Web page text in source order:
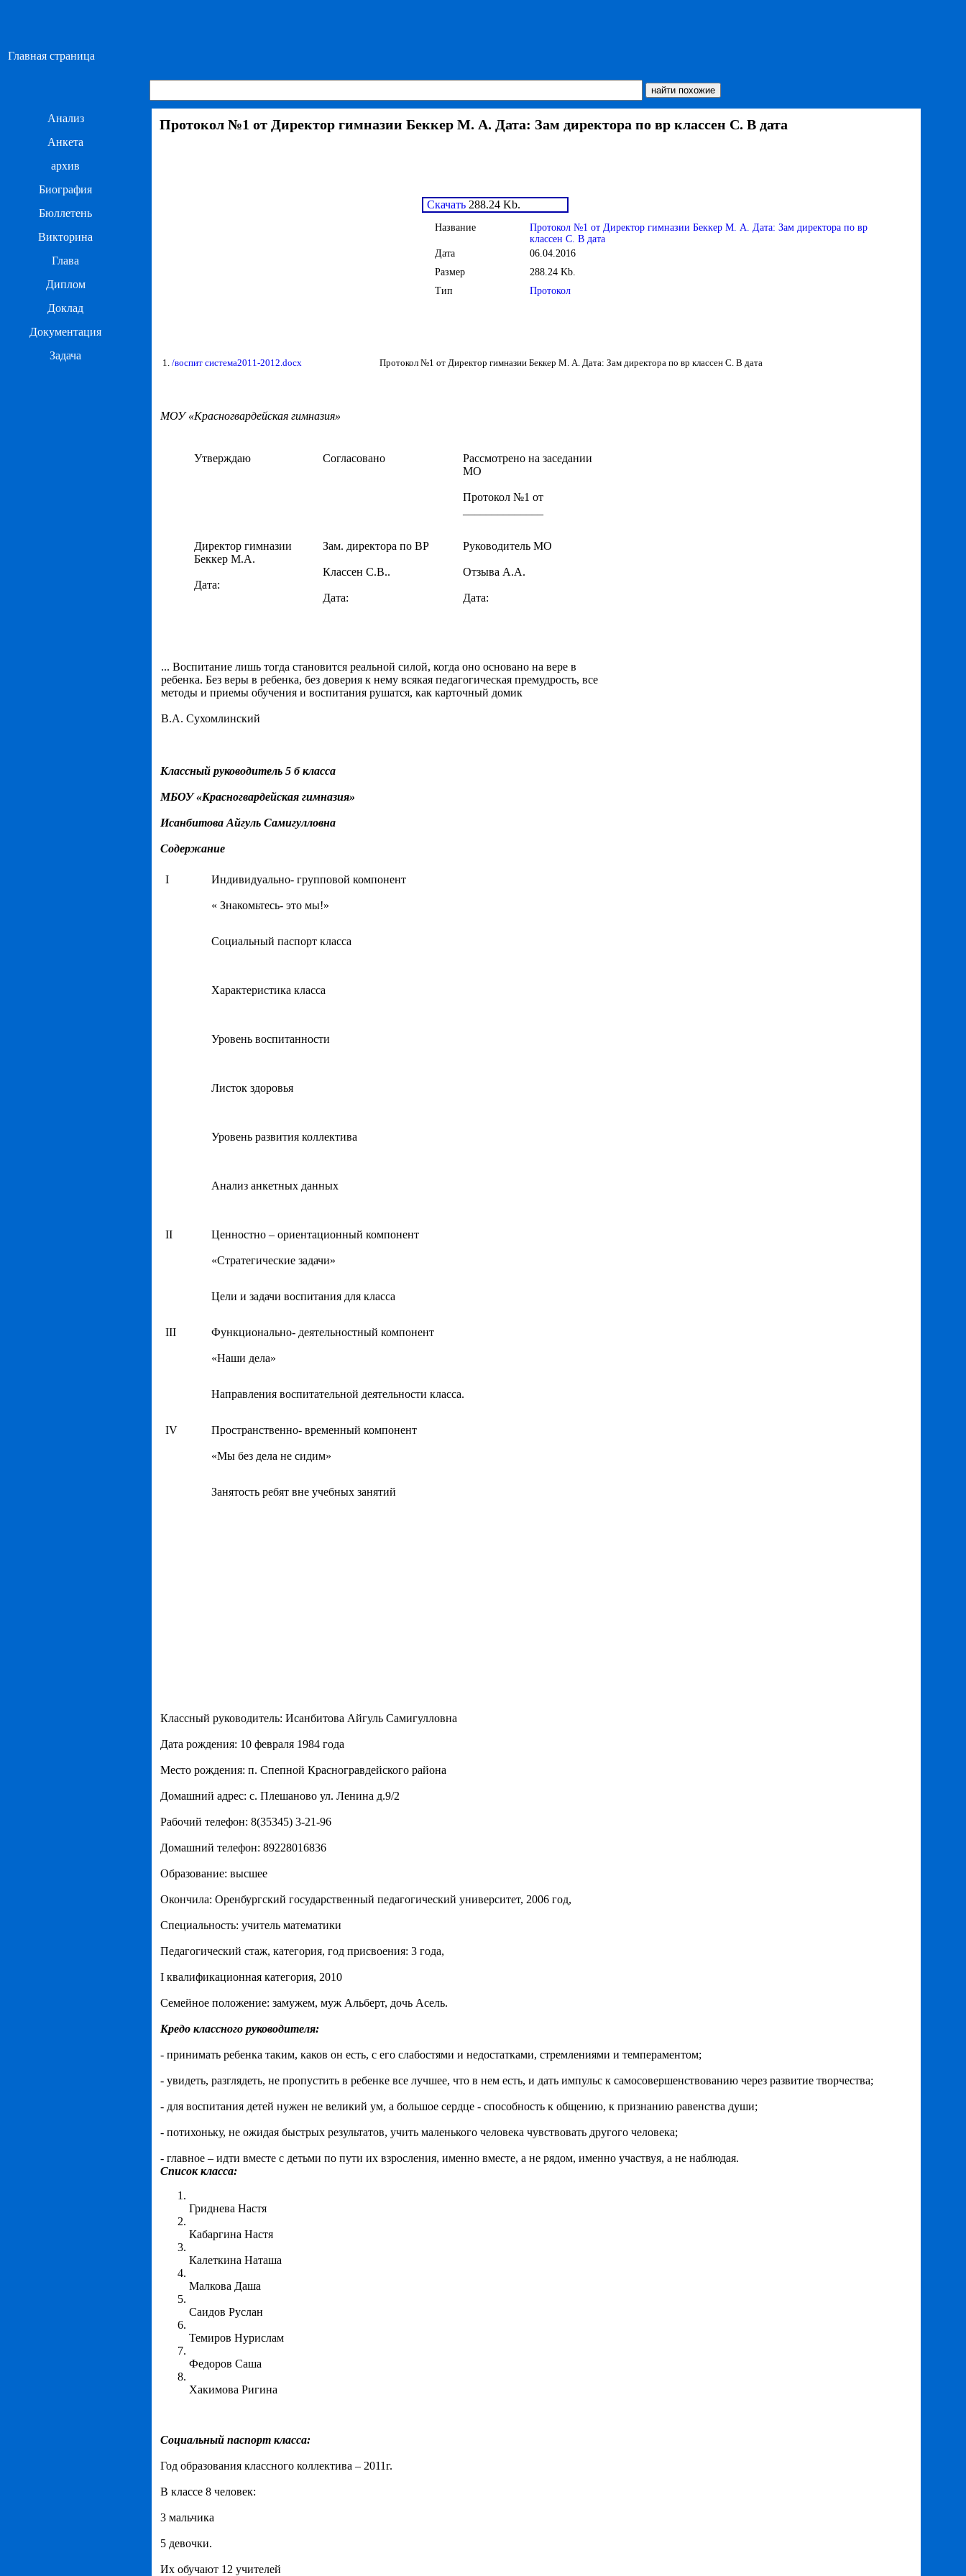
Главная страница
Анализ
Анкета
архив
Биография
Бюллетень
Викторина
Глава
Диплом
Доклад
Документация
Задача
Протокол №1 от Директор гимназии Беккер М. А. Дата: Зам директора по вр классен С. В дата
Скачать 288.24 Kb.
Название
Протокол №1 от Директор гимназии Беккер М. А. Дата: Зам директора по вр
классен С. В дата
Дата
06.04.2016
Размер
288.24 Kb.
Тип
Протокол
1. /воспит система2011-2012.docx Протокол №1 от Директор гимназии Беккер М. А. Дата: Зам директора по вр классен С. В дата
МОУ «Красногвардейская гимназия»
Утверждаю Согласовано
Рассмотрено на заседании
МО
Протокол №1 от
Директор гимназии
Беккер М.А.
Дата:
Зам. директора по ВР
Классен С.В..
Дата:
Руководитель МО
Отзыва А.А.
Дата:
... Воспитание лишь тогда становится реальной силой, когда оно основано на вере в
ребенка. Без веры в ребенка, без доверия к нему всякая педагогическая премудрость, все
методы и приемы обучения и воспитания рушатся, как карточный домик
В.А. Сухомлинский
Классный руководитель 5 б класса
МБОУ «Красногвардейская гимназия»
Исанбитова Айгуль Самигулловна
Содержание
I Индивидуально- групповой компонент
« Знакомьтесь- это мы!»
Социальный паспорт класса
Характеристика класса
Уровень воспитанности
Листок здоровья
Уровень развития коллектива
Анализ анкетных данных
II Ценностно – ориентационный компонент
«Стратегические задачи»
Цели и задачи воспитания для класса
III Функционально- деятельностный компонент
«Наши дела»
Направления воспитательной деятельности класса.
IV Пространственно- временный компонент
«Мы без дела не сидим»
Занятость ребят вне учебных занятий
Классный руководитель: Исанбитова Айгуль Самигулловна
Дата рождения: 10 февраля 1984 года
Место рождения: п. Спепной Красногравдейского района
Домашний адрес: с. Плешаново ул. Ленина д.9/2
Рабочий телефон: 8(35345) 3-21-96
Домашний телефон: 89228016836
Образование: высшее
Окончила: Оренбургский государственный педагогический университет, 2006 год,
Специальность: учитель математики
Педагогический стаж, категория, год присвоения: 3 года,
I квалификационная категория, 2010
Семейное положение: замужем, муж Альберт, дочь Асель.
Кредо классного руководителя:
- принимать ребенка таким, каков он есть, с его слабостями и недостатками, стремлениями и темпераментом;
- увидеть, разглядеть, не пропустить в ребенке все лучшее, что в нем есть, и дать импульс к самосовершенствованию через развитие творчества;
- для воспитания детей нужен не великий ум, а большое сердце - способность к общению, к признанию равенства души;
- потихоньку, не ожидая быстрых результатов, учить маленького человека чувствовать другого человека;
- главное – идти вместе с детьми по пути их взросления, именно вместе, а не рядом, именно участвуя, а не наблюдая.
Список класса:
Гриднева Настя
Кабаргина Настя
Калеткина Наташа
Малкова Даша
Саидов Руслан
Темиров Нурислам
Федоров Саша
Хакимова Ригина
Социальный паспорт класса:
Год образования классного коллектива – 2011г.
В классе 8 человек:
3 мальчика
5 девочки.
Их обучают 12 учителей